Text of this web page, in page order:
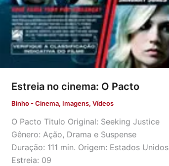
Estreia no cinema: O Pacto
Binho-Cinema, Imagens,Vídeos
O Pacto Titulo Original: Seeking Justice
Gênero: Ação, Drama e Suspense
Duração: 111 min. Origem: Estados Unidos
Estreia: 09